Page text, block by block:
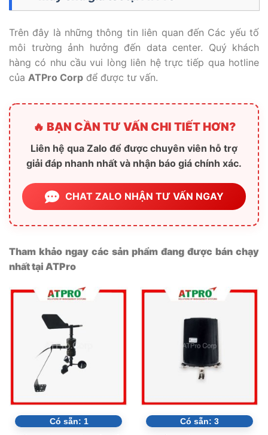
Trên đây là những thông tin liên quan đến Các yếu tố
môi trường ảnh hưởng đến data center. Quý khách
hàng có nhu cầu vui lòng liên hệ trực tiếp qua hotline
của ATPro Corp để được tư vấn.
🔥 BẠN CẦN TƯ VẤN CHI TIẾT HƠN?
Liên hệ qua Zalo để được chuyên viên hỗ trợ
giải đáp nhanh nhất và nhận báo giá chính xác.
CHAT ZALO NHẬN TƯ VẤN NGAY
Tham khảo ngay các sản phẩm đang được bán chạy
nhất tại ATPro
Có sẵn: 1 Có sẵn: 3